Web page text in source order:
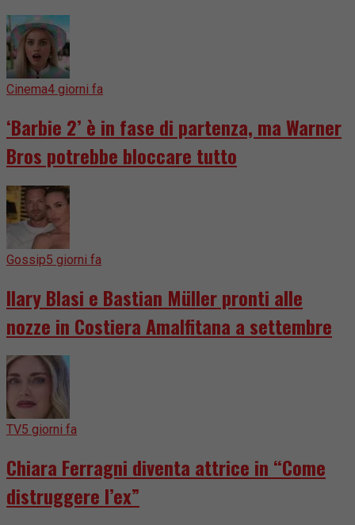
Cinema4 giorni fa
‘Barbie 2’ è in fase di partenza, ma Warner
Bros potrebbe bloccare tutto
Gossip5 giorni fa
Ilary Blasi e Bastian Müller pronti alle
nozze in Costiera Amalfitana a settembre
TV5 giorni fa
Chiara Ferragni diventa attrice in “Come
distruggere l’ex”